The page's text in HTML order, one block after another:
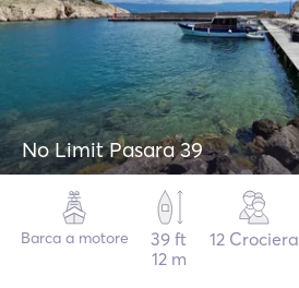
No Limit Pasara 39
Barca a motore
39 ft
12 m
12 Crociera